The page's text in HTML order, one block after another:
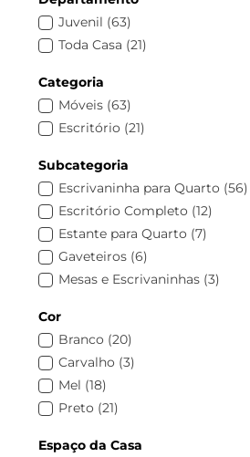
Juvenil (63)
Toda Casa (21)
Categoria
Móveis (63)
Escritório (21)
Subcategoria
Escrivaninha para Quarto (56)
Escritório Completo (12)
Estante para Quarto (7)
Gaveteiros (6)
Mesas e Escrivaninhas (3)
Cor
Branco (20)
Carvalho (3)
Mel (18)
Preto (21)
Espaço da Casa